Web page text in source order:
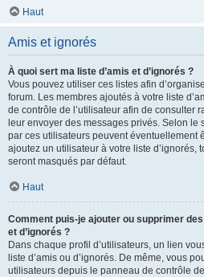
Haut
Amis et ignorés
À quoi sert ma liste d’amis et d’ignorés ?
Vous pouvez utiliser ces listes afin
forum. Les membres ajoutés à votre liste
de contrôle de l’utilisateur afin de consulter
leur envoyer des messages privés. Selon
par ces utilisateurs peuvent éventuellement
ajoutez un utilisateur à votre liste d’ignorés,
seront masqués par défaut.
Haut
Comment puis-je ajouter ou supprimer
et d’ignorés ?
Dans chaque profil d’utilisateurs, un lien
liste d’amis ou d’ignorés. De même, vous
utilisateurs depuis le panneau de contrôle